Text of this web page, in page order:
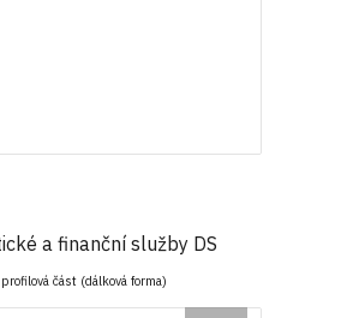
a finanční služby DS
profilová část (dálková forma)